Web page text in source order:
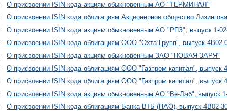
О присвоении ISIN кода акциям обыкновенным АО "ТЕРМИНАЛ"
О присвоении ISIN кода облигациям Акционерное общество
О присвоении ISIN кода акциям обыкновенным АО "РПЗ", выпуск 1-
О присвоении ISIN кода облигациям ООО "Охта Групп", выпуск 4B02-
О присвоении ISIN кода акциям обыкновенным ЗАО "НОВАЯ ЗАРЯ"
О присвоении ISIN кода облигациям ООО "Газпром капитал", выпуск
О присвоении ISIN кода облигациям ООО "Газпром капитал", выпуск
О присвоении ISIN кода акциям обыкновенным АО "Ве-Лаб", выпуск
О присвоении ISIN кода облигациям Банка ВТБ (ПАО), выпуск 4B02-